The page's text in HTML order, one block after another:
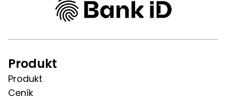
Produkt
Produkt
Ceník